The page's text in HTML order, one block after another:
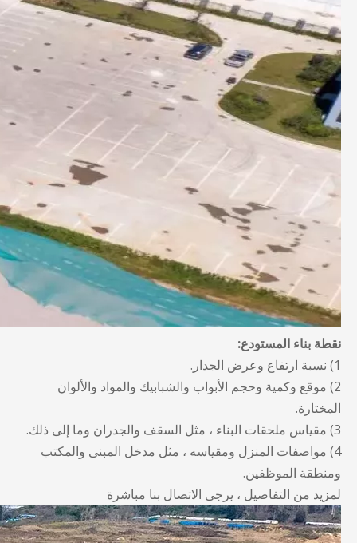
نقطة بناء المستودع:
1) نسبة ارتفاع وعرض الجدار.
2) موقع وكمية وحجم الأبواب والشبابيك والمواد والألوان
المختارة.
3) مقياس ملحقات البناء ، مثل السقف والجدران وما إلى ذلك.
4) مواصفات المنزل ومقياسه ، مثل مدخل المبنى والمكتب
ومنطقة الموظفين.
لمزيد من التفاصيل ، يرجى الاتصال بنا مباشرة